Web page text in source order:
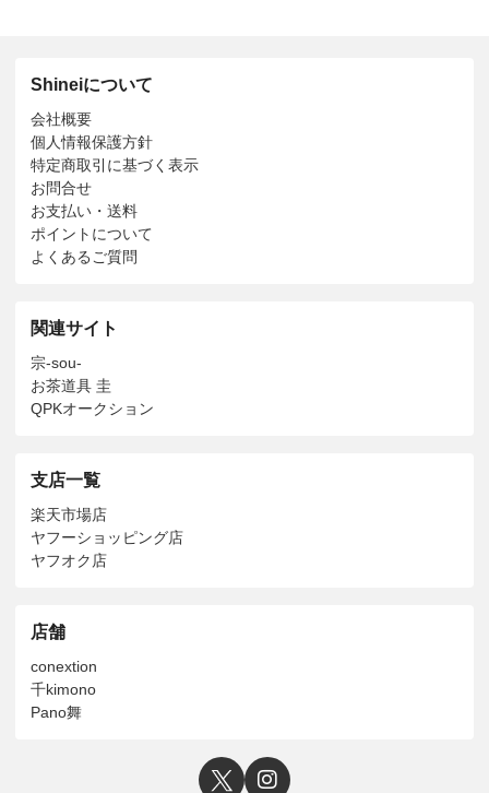
Shineiについて
会社概要
個人情報保護方針
特定商取引に基づく表示
お問合せ
お支払い・送料
ポイントについて
よくあるご質問
関連サイト
宗-sou-
お茶道具 圭
QPKオークション
支店一覧
楽天市場店
ヤフーショッピング店
ヤフオク店
店舗
conextion
千kimono
Pano舞